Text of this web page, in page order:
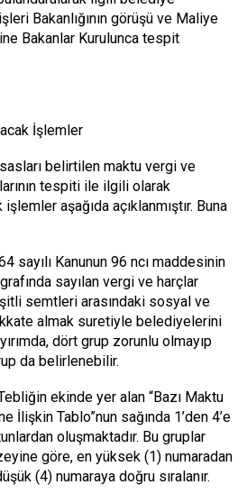
Bakanlığının görüşü ve Maliye
Bakanlar Kurulunca tespit
İşlemler
belirtilen maktu vergi ve
tespiti ile ilgili olarak
aşağıda açıklanmıştır. Buna
sayılı Kanunun 96 ncı maddesinin
sayılan vergi ve harçlar
semtleri arasındaki sosyal ve
almak suretiyle belediyelerini
dört grup zorunlu olmayıp
da belirlenebilir.
ekinde yer alan “Bazı Maktu
İlişkin Tablo”nun sağında 1’den 4’e
oluşmaktadır. Bu gruplar
göre, en yüksek (1) numaradan
(4) numaraya doğru sıralanır.